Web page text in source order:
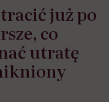
już po
co
utratę